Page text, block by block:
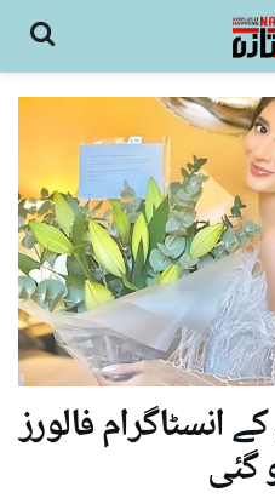
انسٹاگرام فالورز